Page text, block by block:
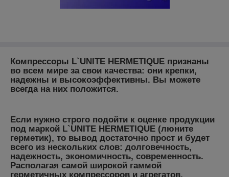
Компрессоры L`UNITE HERMETIQUE признаны
во всем мире за свои качества: они крепки,
надежны и высокоэффективны. Вы можете
всегда на них положится.
Если нужно строго подойти к оценке продукции
под маркой L`UNITE HERMETIQUE (люните
герметик), то вывод достаточно прост и будет
всего из нескольких слов: долговечность,
надежность, экономичность, современность.
Располагая самой широкой гаммой
герметичных компрессоров и агрегатов,